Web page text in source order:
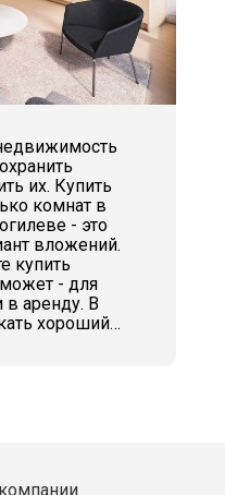
их. Купить
комнат в
- это
вложений.
купить
- для
аренду. В
хороший